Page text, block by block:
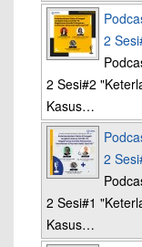
2
2 Sesi#2
Kasus…
2
2 Sesi#1
Kasus…